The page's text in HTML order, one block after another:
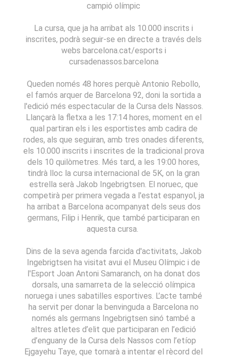
campió olímpic
La cursa, que ja ha arribat als 10.000 inscrits i
inscrites, podrà seguir-se en directe a través dels
webs barcelona.cat/esports i
cursadenassos.barcelona
Queden només 48 hores perquè Antonio Rebollo,
el famós arquer de Barcelona 92, doni la sortida a
l'edició més espectacular de la Cursa dels Nassos.
Llançarà la fletxa a les 17:14 hores, moment en el
qual partiran els i les esportistes amb cadira de
rodes, als que seguiran, amb tres onades diferents,
els 10.000 inscrits i inscrites de la tradicional prova
dels 10 quilòmetres. Més tard, a les 19:00 hores,
tindrà lloc la cursa internacional de 5K, on la gran
estrella serà Jakob Ingebrigtsen. El noruec, que
competirà per primera vegada a l'estat espanyol, ja
ha arribat a Barcelona acompanyat dels seus dos
germans, Filip i Henrik, que també participaran en
aquesta cursa.
Dins de la seva agenda farcida d'activitats, Jakob
Ingebrigtsen ha visitat avui el Museu Olímpic i de
l'Esport Joan Antoni Samaranch, on ha donat dos
dorsals, una samarreta de la selecció olímpica
noruega i unes sabatilles esportives. L’acte també
ha servit per donar la benvinguda a Barcelona no
només als germans Ingebrigtsen sinó també a
altres atletes d’elit que participaran en l’edició
d’enguany de la Cursa dels Nassos com l’etíop
Ejgayehu Taye, que tornarà a intentar el rècord del